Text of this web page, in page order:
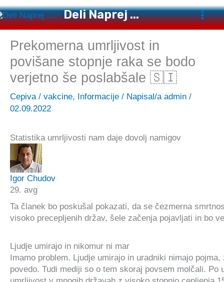
Preskoči
na
vsebino
Deli Naprej ...
Prekomerna umrljivost in
povišane stopnje raka se bodo
verjetno še poslabšale 🇸🇮
Cepiva / vakcine, Informacije / Napisal/a admin /
02.09.2022
Statistika umrljivosti nam daje dovolj namigov
Igor Chudov
29. avg
Ta članek bo poskušal pokazati, da se čezmerna
visoko precepljenih držav, šele začenja pojavljati in bo
Ljudje umirajo in nikomur ni mar
Imamo problem. Ljudje umirajo in uradniki nimajo
povedo. Tudi mediji so o tem skoraj povsem molčali.